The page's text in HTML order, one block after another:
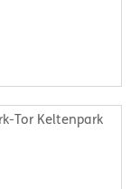
Tor Keltenpark